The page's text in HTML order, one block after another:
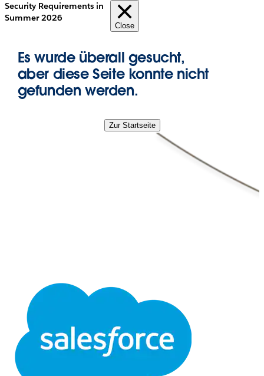
Security Requirements in
Summer 2026
Close
Es wurde überall gesucht,
aber diese Seite konnte nicht
gefunden werden.
Zur Startseite